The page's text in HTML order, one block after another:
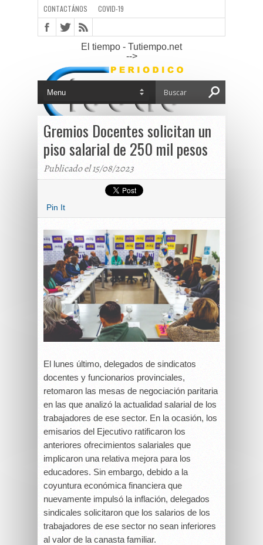
CONTACTÁNOS COVID-19
El tiempo - Tutiempo.net
-->
Gremios Docentes solicitan un
piso salarial de 250 mil pesos
Publicado el 15/08/2023
Pin It
El lunes último, delegados de sindicatos
docentes y funcionarios provinciales,
retomaron las mesas de negociación paritaria
en las que analizó la actualidad salarial de los
trabajadores de ese sector. En la ocasión, los
emisarios del Ejecutivo ratificaron los
anteriores ofrecimientos salariales que
implicaron una relativa mejora para los
educadores. Sin embargo, debido a la
coyuntura económica financiera que
nuevamente impulsó la inflación, delegados
sindicales solicitaron que los salarios de los
trabajadores de ese sector no sean inferiores
al valor de la canasta familiar.